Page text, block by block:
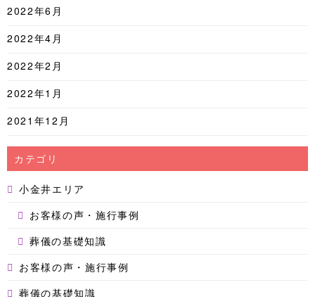
2022年6月
2022年4月
2022年2月
2022年1月
2021年12月
カテゴリ
小金井エリア
お客様の声・施行事例
葬儀の基礎知識
お客様の声・施行事例
葬儀の基礎知識